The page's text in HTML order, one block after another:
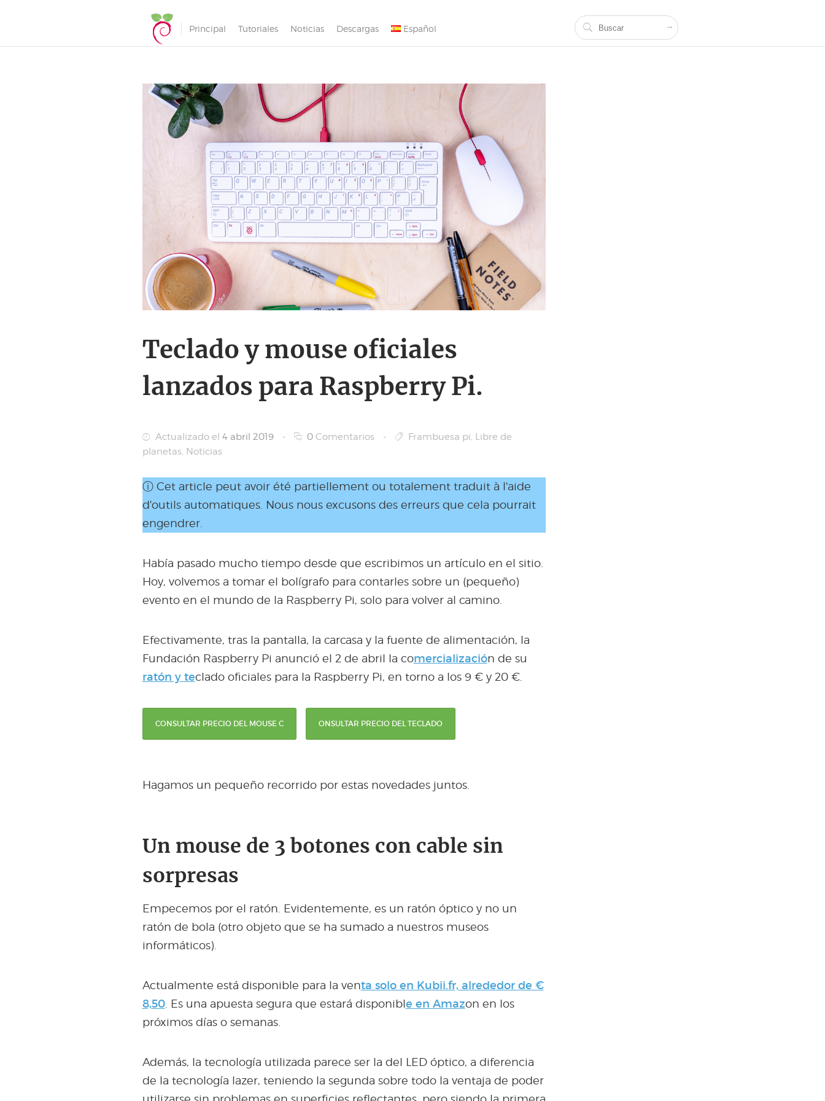
Principal Tutoriales Noticias Descargas Español
Teclado y mouse oficiales
lanzados para Raspberry Pi.
Actualizado el 4 abril 2019 - 0Comentarios - Frambuesa pi, Libre de
planetas, Noticias
ⓘ Cet article peut avoir été partiellement ou totalement traduit à l'aide
d'outils automatiques. Nous nous excusons des erreurs que cela pourrait
engendrer.
Había pasado mucho tiempo desde que escribimos un artículo en el sitio.
Hoy, volvemos a tomar el bolígrafo para contarles sobre un (pequeño)
evento en el mundo de la Raspberry Pi, solo para volver al camino.
Efectivamente, tras la pantalla, la carcasa y la fuente de alimentación, la
Fundación Raspberry Pi anunció el 2 de abril la comercialización de su
ratón y teclado oficiales para la Raspberry Pi, en torno a los 9 € y 20 €.
CONSULTAR PRECIO DEL MOUSE C ONSULTAR PRECIO DEL TECLADO
Hagamos un pequeño recorrido por estas novedades juntos.
Un mouse de 3 botones con cable sin
sorpresas
Empecemos por el ratón. Evidentemente, es un ratón óptico y no un
ratón de bola (otro objeto que se ha sumado a nuestros museos
informáticos).
Actualmente está disponible para la venta solo en Kubii.fr, alrededor de €
8,50. Es una apuesta segura que estará disponible en Amazon en los
próximos días o semanas.
Además, la tecnología utilizada parece ser la del LED óptico, a diferencia
de la tecnología lazer, teniendo la segunda sobre todo la ventaja de poder